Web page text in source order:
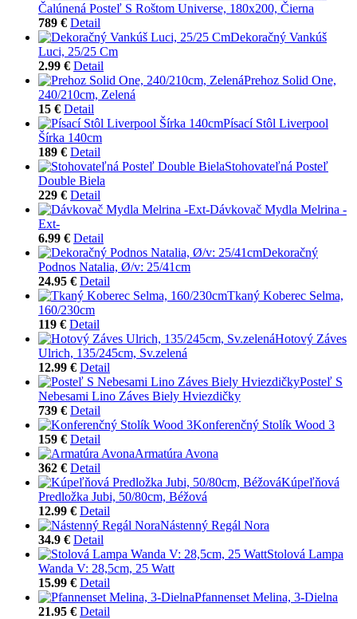
Čalúnená Posteľ S Roštom Universe, 180x200, Čierna
789 € Detail
Dekoračný Vankúš
Luci, 25/25 Cm
2.99 € Detail
Prehoz Solid One,
240/210cm, Zelená
15 € Detail
Písací Stôl Liverpool
Šírka 140cm
189 € Detail
Stohovateľná Posteľ
Double Biela
229 € Detail
Dávkovač Mydla Melrina -
Ext-
6.99 € Detail
Dekoračný
Podnos Natalia, Ø/v: 25/41cm
24.95 € Detail
Tkaný Koberec Selma,
160/230cm
119 € Detail
Hotový Záves
Ulrich, 135/245cm, Sv.zelená
12.99 € Detail
Posteľ S
Nebesami Lino Záves Biely Hviezdičky
739 € Detail
Konferenčný Stolík Wood 3
159 € Detail
Armatúra Avona
362 € Detail
Kúpeľňová
Predložka Jubi, 50/80cm, Béžová
12.99 € Detail
Nástenný Regál Nora
34.9 € Detail
Stolová Lampa
Wanda V: 28,5cm, 25 Watt
15.99 € Detail
Pfannenset Melina, 3-Dielna
21.95 € Detail